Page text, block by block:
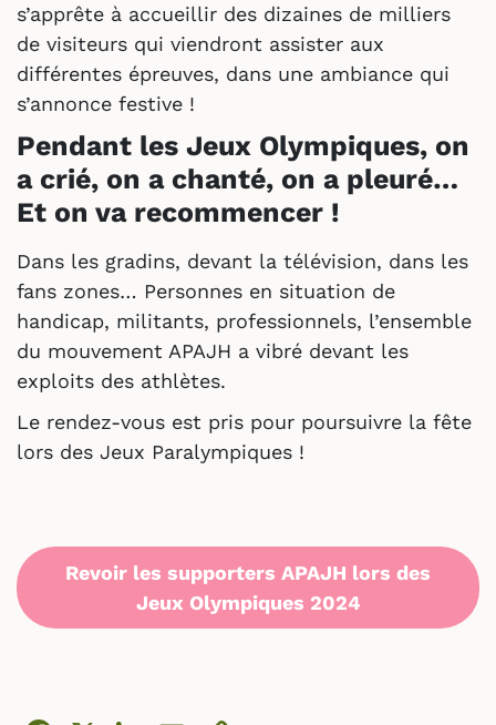
s’apprête à accueillir des dizaines de milliers
de visiteurs qui viendront assister aux
différentes épreuves, dans une ambiance qui
s’annonce festive !
Pendant les Jeux Olympiques, on
a crié, on a chanté, on a pleuré…
Et on va recommencer !
Dans les gradins, devant la télévision, dans les
fans zones… Personnes en situation de
handicap, militants, professionnels, l’ensemble
du mouvement APAJH a vibré devant les
exploits des athlètes.
Le rendez-vous est pris pour poursuivre la fête
lors des Jeux Paralympiques !
Revoir les supporters APAJH lors des
Jeux Olympiques 2024